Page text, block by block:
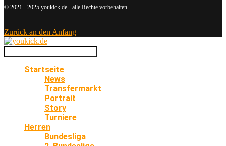
© 2021 - 2025 youkick.de - alle Rechte vorbehalten
Zurück an den Anfang
Startseite
News
Transfermarkt
Portrait
Story
Turniere
Herren
Bundesliga